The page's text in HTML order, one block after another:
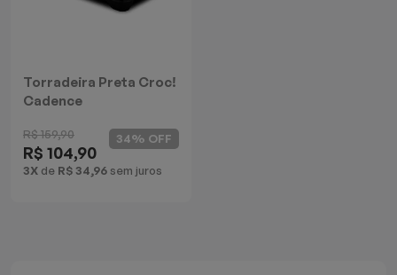
Torradeira Preta Croc!
Cadence
R$ 159,90
R$ 104,90
3X de R$ 34,96 sem juros
34% OFF